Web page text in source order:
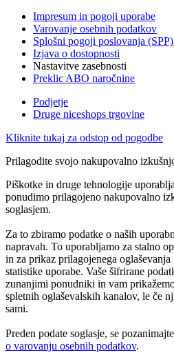
Impresum in pogoji uporabe
Varovanje osebnih podatkov
Splošni pogoji poslovanja
Izjava o dostopnosti
Nastavitve zasebnosti
Preklic ABO naročnine
Podjetje
Druge niceshops trgovine
Kliknite tukaj za odstop od pogodbe
Prilagodite svojo nakupovalno
Piškotke in druge tehnologije
ponudimo prilagojeno nakupovalno
soglasjem.
Za to zbiramo podatke o naših
napravah. To uporabljamo za stalno
in za prikaz prilagojenega
statistike uporabe. Vaše šifrirane
zunanjimi ponudniki in vam
spletnih oglaševalskih kanalov, le če
sami.
Preden podate soglasje, se
o varovanju osebnih podatkov.